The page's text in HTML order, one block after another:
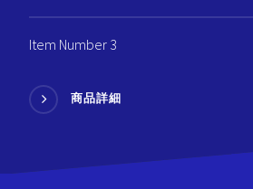
Item Number 3
商品詳細